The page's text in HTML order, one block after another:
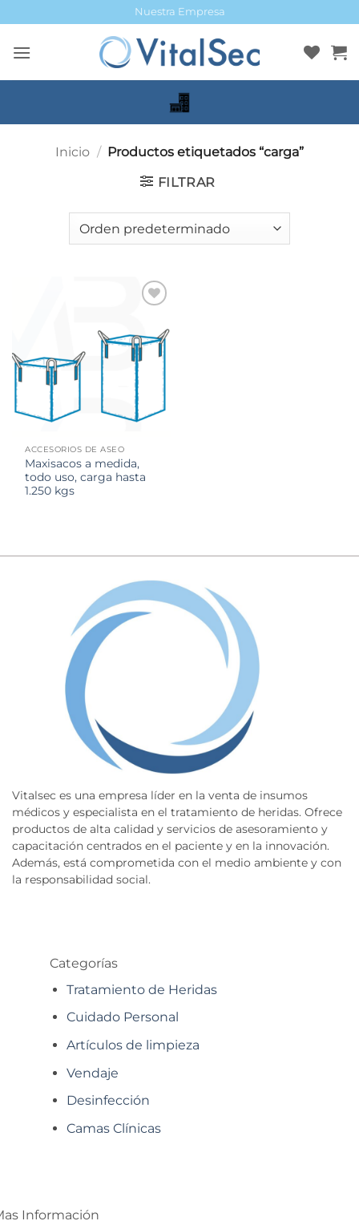
al
contenido
Nuestra Empresa
Inicio / Productos etiquetados “carga”
FILTRAR
ACCESORIOS DE ASEO
Maxisacos a medida,
todo uso, carga hasta
1.250 kgs
Vitalsec es una empresa líder en la venta de insumos
médicos y especialista en el tratamiento de heridas. Ofrece
productos de alta calidad y servicios de asesoramiento y
capacitación centrados en el paciente y en la innovación.
Además, está comprometida con el medio ambiente y con
la responsabilidad social.
Categorías
Tratamiento de Heridas
Cuidado Personal
Artículos de limpieza
Vendaje
Desinfección
Camas Clínicas
Información